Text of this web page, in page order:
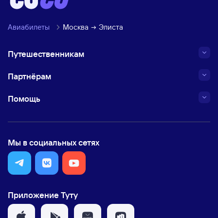
Авиабилеты Москва Элиста
Путешественникам
Партнёрам
Помощь
Мы в социальных сетях
Приложение Туту